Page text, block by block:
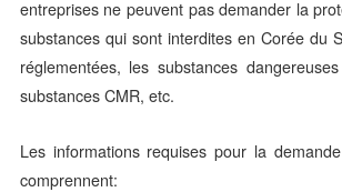
entreprises ne peuvent pas demander la
substances qui sont interdites en Corée du
réglementées, les substances
substances CMR, etc.
Les informations requises pour la
comprennent: